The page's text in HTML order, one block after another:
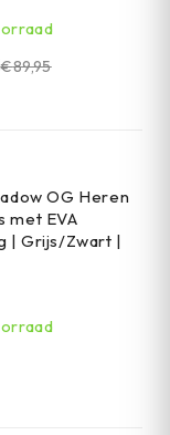
€89,95
OG Heren
met EVA
| Grijs/Zwart |